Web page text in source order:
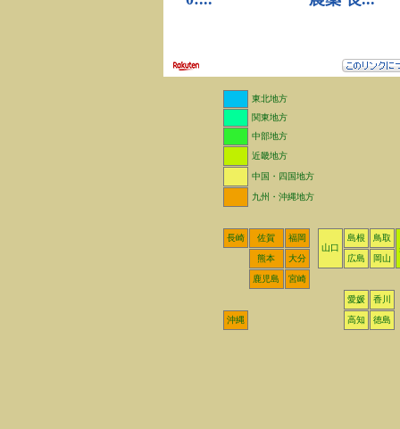
東北地方
関東地方
中部地方
近畿地方
中国・四国地方
九州・沖縄地方
長崎 佐賀
福岡
山口
島根
鳥取
熊本
大分 広島 岡山
鹿児島 宮崎
愛媛 香川
沖縄 高知 徳島